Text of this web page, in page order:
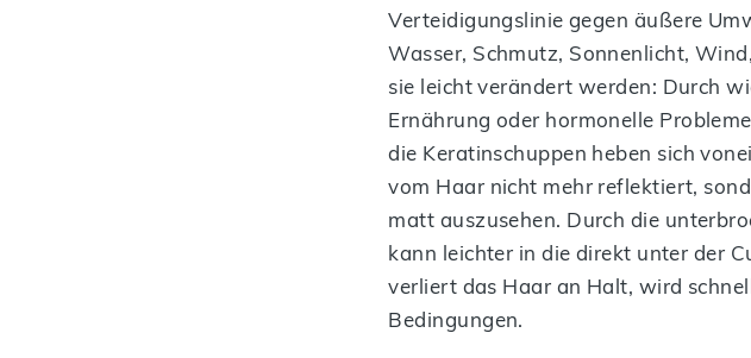
Verteidigungslinie gegen äußere
Wasser, Schmutz, Sonnenlicht,
sie leicht verändert werden: Durch
Ernährung oder hormonelle
die Keratinschuppen heben sich
vom Haar nicht mehr reflektiert,
matt auszusehen. Durch die
kann leichter in die direkt unter der
verliert das Haar an Halt, wird
Bedingungen.